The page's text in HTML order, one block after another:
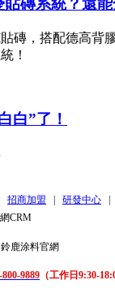
磚系統？還能
磚，搭配德高背
！
白”了！
招商加盟 | 研發中心 |
CRM
鈴鹿涂料官網
800-9889 （工作日9:30-